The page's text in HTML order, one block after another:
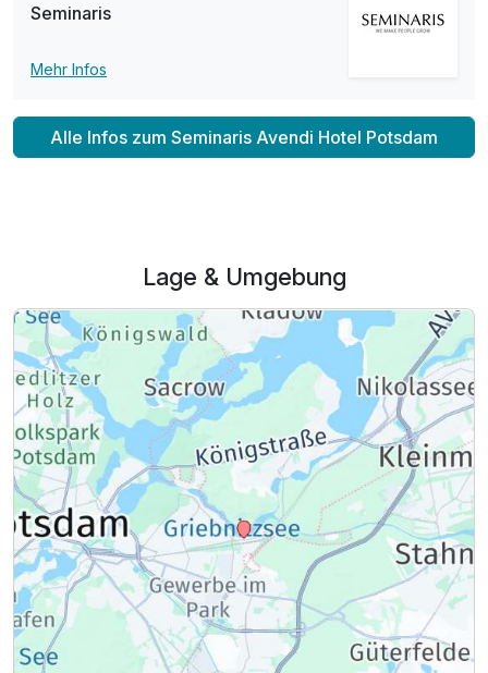
Seminaris
Mehr Infos
Alle Infos zum Seminaris Avendi Hotel Potsdam
Lage & Umgebung